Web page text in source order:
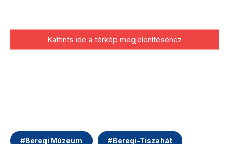
Kattints ide a térkép megjelenítéséhez
#Beregi Múzeum #Beregi-Tiszahát